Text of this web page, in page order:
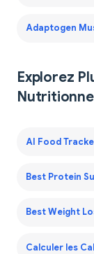
Adaptogen
Explorez
AI Food
Best Protein
Best Weight
Calculer les